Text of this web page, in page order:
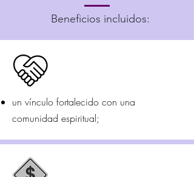
Beneficios incluidos:
un vínculo fortalecido con una
comunidad espiritual;